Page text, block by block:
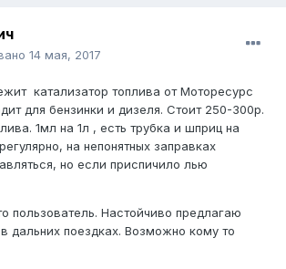
14 мая, 2017
катализатор топлива от Моторесурс
для бензинки и дизеля. Стоит 250-300р.
1мл на 1л , есть трубка и шприц на
на непонятных заправках
но если приспичило лью
пользователь. Настойчиво предлагаю
дальних поездках. Возможно кому то